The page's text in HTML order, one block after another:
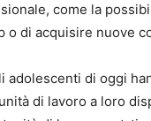
come la
o di acquisire nuove
adolescenti di oggi
di lavoro a loro